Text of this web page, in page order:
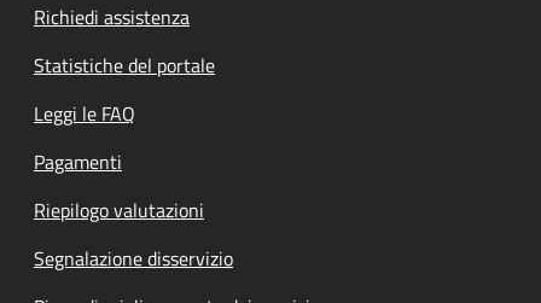
Richiedi assistenza
Statistiche del portale
Leggi le FAQ
Pagamenti
Riepilogo valutazioni
Segnalazione disservizio